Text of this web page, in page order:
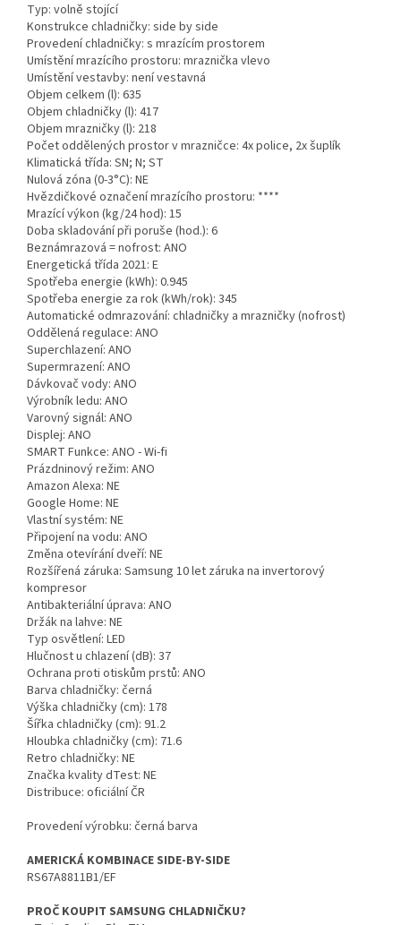
Typ: volně stojící
Konstrukce chladničky: side by side
Provedení chladničky: s mrazícím prostorem
Umístění mrazícího prostoru: mraznička vlevo
Umístění vestavby: není vestavná
Objem celkem (l): 635
Objem chladničky (l): 417
Objem mrazničky (l): 218
Počet oddělených prostor v mrazničce: 4x police, 2x šuplík
Klimatická třída: SN; N; ST
Nulová zóna (0-3°C): NE
Hvězdičkové označení mrazícího prostoru: ****
Mrazící výkon (kg/24 hod): 15
Doba skladování při poruše (hod.): 6
Beznámrazová = nofrost: ANO
Energetická třída 2021: E
Spotřeba energie (kWh): 0.945
Spotřeba energie za rok (kWh/rok): 345
Automatické odmrazování: chladničky a mrazničky (nofrost)
Oddělená regulace: ANO
Superchlazení: ANO
Supermrazení: ANO
Dávkovač vody: ANO
Výrobník ledu: ANO
Varovný signál: ANO
Displej: ANO
SMART Funkce: ANO - Wi-fi
Prázdninový režim: ANO
Amazon Alexa: NE
Google Home: NE
Vlastní systém: NE
Připojení na vodu: ANO
Změna otevírání dveří: NE
Rozšířená záruka: Samsung 10 let záruka na invertorový
kompresor
Antibakteriální úprava: ANO
Držák na lahve: NE
Typ osvětlení: LED
Hlučnost u chlazení (dB): 37
Ochrana proti otiskům prstů: ANO
Barva chladničky: černá
Výška chladničky (cm): 178
Šířka chladničky (cm): 91.2
Hloubka chladničky (cm): 71.6
Retro chladničky: NE
Značka kvality dTest: NE
Distribuce: oficiální ČR
Provedení výrobku: černá barva
AMERICKÁ KOMBINACE SIDE-BY-SIDE
RS67A8811B1/EF
PROČ KOUPIT SAMSUNG CHLADNIČKU?